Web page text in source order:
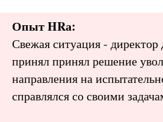
Опыт HRа:
Свежая ситуация - директор
принял принял решение
направления на
справлялся со своими